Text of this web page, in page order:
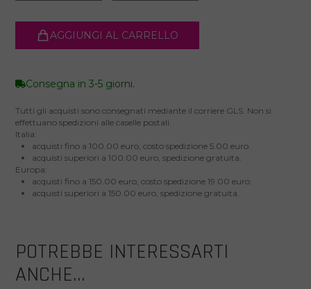
AGGIUNGI AL CARRELLO
Consegna in 3-5 giorni.
Tutti gli acquisti sono consegnati mediante il corriere GLS. Non si
effettuano spedizioni alle caselle postali.
Italia:
acquisti fino a 100.00 euro, costo spedizione 5.00 euro.
acquisti superiori a 100.00 euro, spedizione gratuita.
Europa:
acquisti fino a 150.00 euro, costo spedizione 19.00 euro.
acquisti superiori a 150.00 euro, spedizione gratuita.
POTREBBE INTERESSARTI
ANCHE...